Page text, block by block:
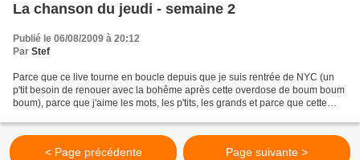
La chanson du jeudi - semaine 2
Publié le 06/08/2009 à 20:12
Par Stef
Parce que ce live tourne en boucle depuis que je suis rentrée de NYC (un
p'tit besoin de renouer avec la bohême après cette overdose de boum boum
boum), parce que j'aime les mots, les p'tits, les grands et parce que cette
< Page précédente Page suivante >